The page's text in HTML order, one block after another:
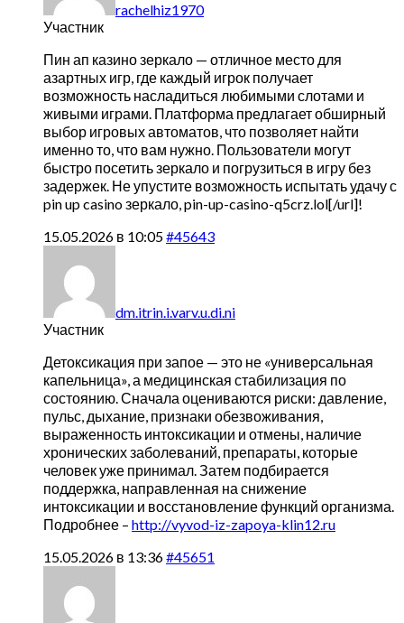
rachelhiz1970
Участник
Пин ап казино зеркало — отличное место для
азартных игр, где каждый игрок получает
возможность насладиться любимыми слотами и
живыми играми. Платформа предлагает обширный
выбор игровых автоматов, что позволяет найти
именно то, что вам нужно. Пользователи могут
быстро посетить зеркало и погрузиться в игру без
задержек. Не упустите возможность испытать удачу с
pin up casino зеркало,pin-up-casino-q5crz.lol[/url]!
15.05.2026 в 10:05#45643
dm.itrin.i.varv.u.di.ni
Участник
Детоксикация при запое — это не «универсальная
капельница», а медицинская стабилизация по
состоянию. Сначала оцениваются риски: давление,
пульс, дыхание, признаки обезвоживания,
выраженность интоксикации и отмены, наличие
хронических заболеваний, препараты, которые
человек уже принимал. Затем подбирается
поддержка, направленная на снижение
интоксикации и восстановление функций организма.
Подробнее – http://vyvod-iz-zapoya-klin12.ru
15.05.2026 в 13:36#45651